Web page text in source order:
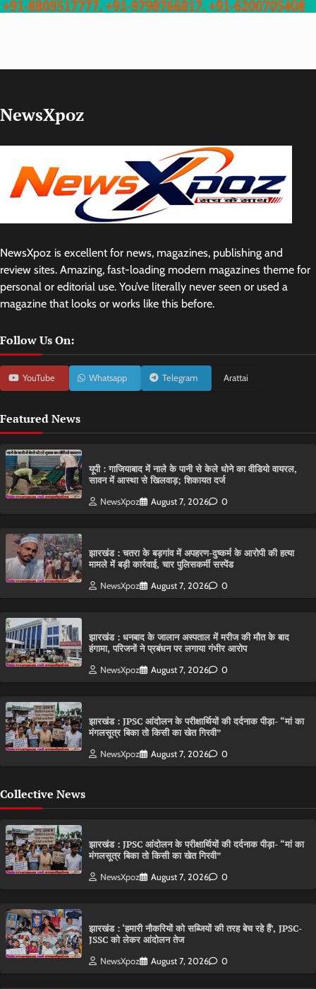
NewsXpoz
NewsXpoz is excellent for news, magazines, publishing and
review sites. Amazing, fast-loading modern magazines theme for
personal or editorial use. You’ve literally never seen or used a
magazine that looks or works like this before.
Follow Us On:
YouTube Whatsapp Telegram Arattai
Featured News
यूपी : गाजियाबाद में नाले के पानी से केले धोने का वीडियो वायरल,
सावन में आस्था से खिलवाड़; शिकायत दर्ज
NewsXpoz August 7, 2026 0
झारखंड : चतरा के बड़गांव में अपहरण-दुष्कर्म के आरोपी की हत्या
मामले में बड़ी कार्रवाई, चार पुलिसकर्मी सस्पेंड
NewsXpoz August 7, 2026 0
झारखंड : धनबाद के जालान अस्पताल में मरीज की मौत के बाद
हंगामा, परिजनों ने प्रबंधन पर लगाया गंभीर आरोप
NewsXpoz August 7, 2026 0
झारखंड : JPSC आंदोलन के परीक्षार्थियों की दर्दनाक पीड़ा- “मां का
मंगलसूत्र बिका तो किसी का खेत गिरवी”
NewsXpoz August 7, 2026 0
Collective News
झारखंड : JPSC आंदोलन के परीक्षार्थियों की दर्दनाक पीड़ा- “मां का
मंगलसूत्र बिका तो किसी का खेत गिरवी”
NewsXpoz August 7, 2026 0
झारखंड : ‘हमारी नौकरियों को सब्जियों की तरह बेच रहे हैं’, JPSC-
JSSC को लेकर आंदोलन तेज
NewsXpoz August 7, 2026 0